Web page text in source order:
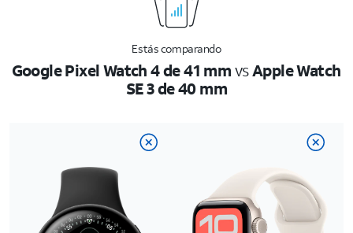
Estás comparando
Google Pixel Watch 4 de 41 mmvsApple Watch
SE 3 de 40 mm